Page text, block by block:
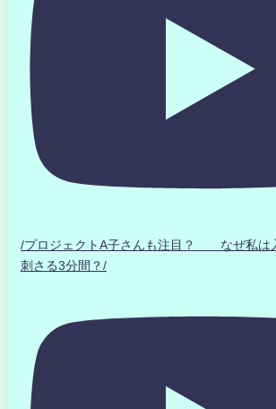
/プロジェクトA子さんも注目？ なぜ私は
刺さる3分間？/